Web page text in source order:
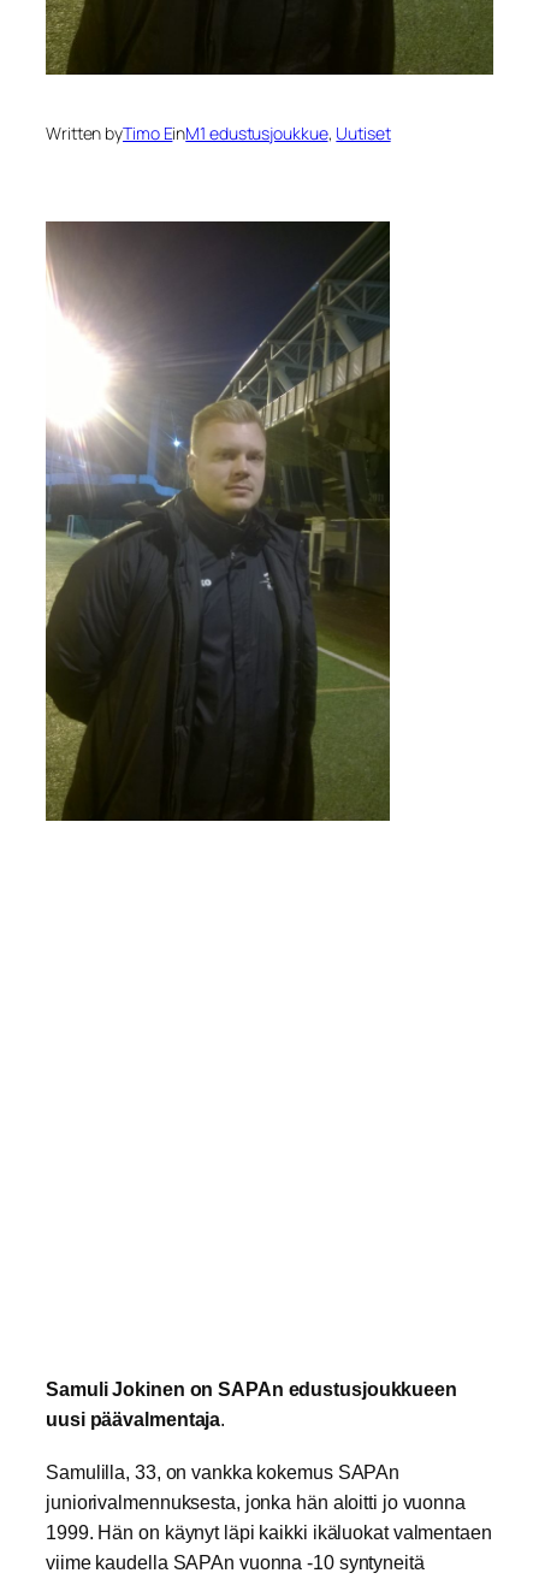
Written byTimo EinM1 edustusjoukkue, Uutiset
Samuli Jokinen on SAPAn edustusjoukkueen
uusi päävalmentaja.
Samulilla, 33, on vankka kokemus SAPAn
juniorivalmennuksesta, jonka hän aloitti jo vuonna
1999. Hän on käynyt läpi kaikki ikäluokat valmentaen
viime kaudella SAPAn vuonna -10 syntyneitä